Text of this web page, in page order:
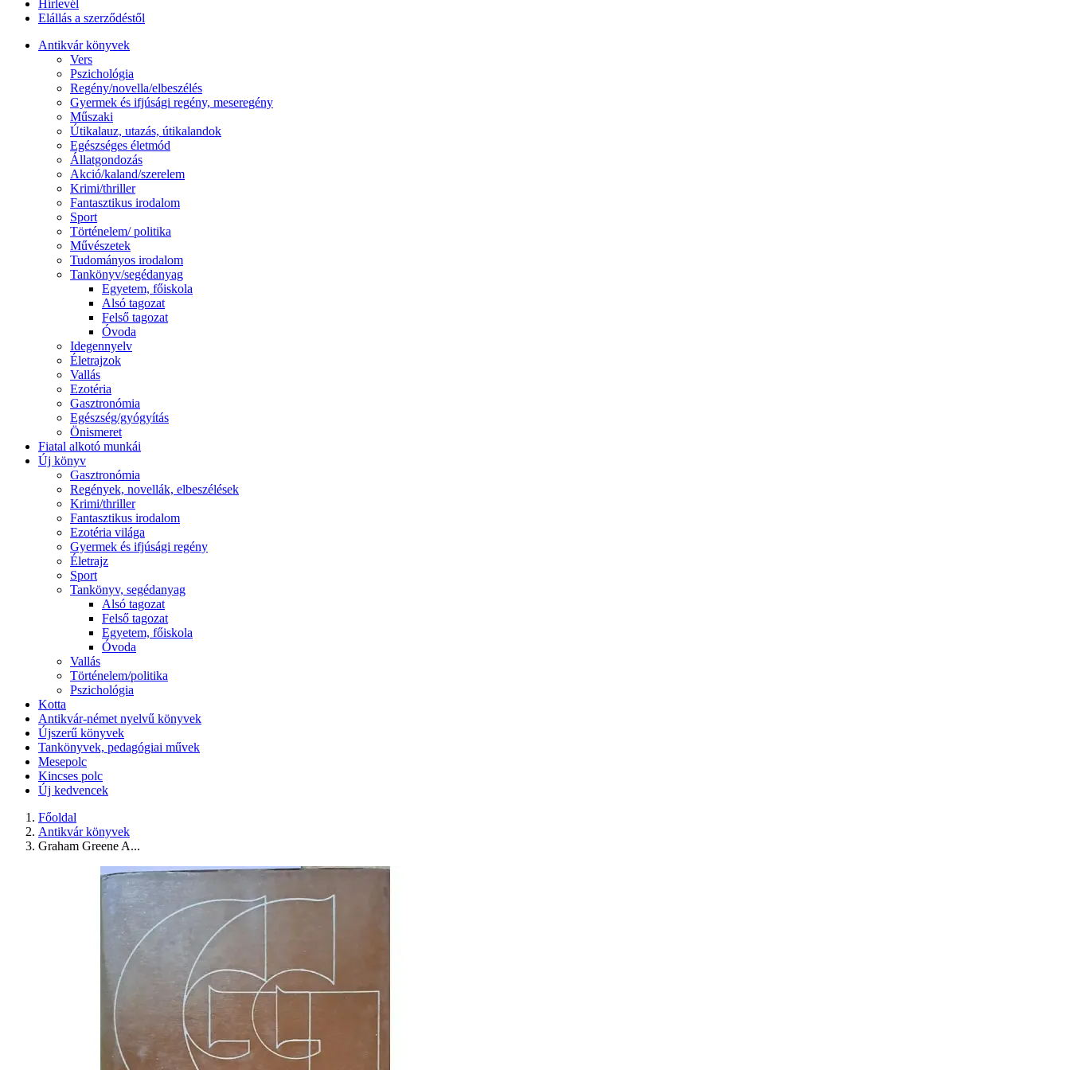
Hírlevél
Elállás a szerződéstől
Antikvár könyvek
Vers
Pszichológia
Regény/novella/elbeszélés
Gyermek és ifjúsági regény, meseregény
Műszaki
Útikalauz, utazás, útikalandok
Egészséges életmód
Állatgondozás
Akció/kaland/szerelem
Krimi/thriller
Fantasztikus irodalom
Sport
Történelem/ politika
Művészetek
Tudományos irodalom
Tankönyv/segédanyag
Egyetem, főiskola
Alsó tagozat
Felső tagozat
Óvoda
Idegennyelv
Életrajzok
Vallás
Ezotéria
Gasztronómia
Egészség/gyógyítás
Önismeret
Fiatal alkotó munkái
Új könyv
Gasztronómia
Regények, novellák, elbeszélések
Krimi/thriller
Fantasztikus irodalom
Ezotéria világa
Gyermek és ifjúsági regény
Életrajz
Sport
Tankönyv, segédanyag
Alsó tagozat
Felső tagozat
Egyetem, főiskola
Óvoda
Vallás
Történelem/politika
Pszichológia
Kotta
Antikvár-német nyelvű könyvek
Újszerű könyvek
Tankönyvek, pedagógiai művek
Mesepolc
Kincses polc
Új kedvencek
Főoldal
Antikvár könyvek
Graham Greene A...